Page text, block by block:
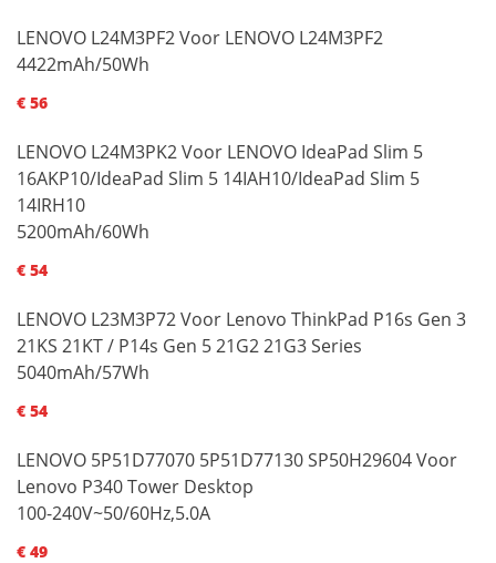
LENOVO L24M3PF2 Voor LENOVO L24M3PF2
4422mAh/50Wh
€ 56
LENOVO L24M3PK2 Voor LENOVO IdeaPad Slim 5
16AKP10/IdeaPad Slim 5 14IAH10/IdeaPad Slim 5
14IRH10
5200mAh/60Wh
€ 54
LENOVO L23M3P72 Voor Lenovo ThinkPad P16s Gen 3
21KS 21KT / P14s Gen 5 21G2 21G3 Series
5040mAh/57Wh
€ 54
LENOVO 5P51D77070 5P51D77130 SP50H29604 Voor
Lenovo P340 Tower Desktop
100-240V~50/60Hz,5.0A
€ 49